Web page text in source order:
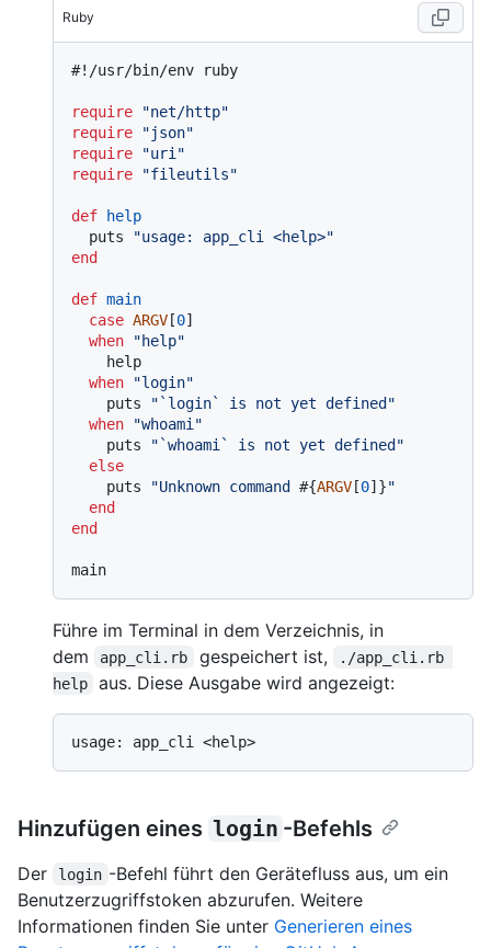
Ruby
#!/usr/bin/env ruby
require
"net/http"
require
"json"
require
"uri"
require
"fileutils"
def
help
  puts
"usage: app_cli <help>"
end
def main
case ARGV [0]
when
"help"
when
"login"
    puts
"`login` is not yet defined"
when
"whoami"
    puts
"`whoami` is not yet defined"
else
    puts
"Unknown command #{ARGV [0]}"
end
end
Führe im Terminal in dem Verzeichnis, in
dem
app_cli.rb gespeichert ist,
./app_cli.rb
help
aus. Diese Ausgabe wird angezeigt:
Hinzufügen eines login -Befehls
Der login -Befehl führt den Gerätefluss aus, um ein
Benutzerzugriffstoken abzurufen. Weitere
Informationen finden Sie unter Generieren eines